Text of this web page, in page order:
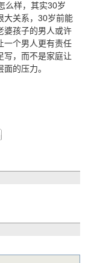
么样，其实30岁
大关系，30岁前能
婆孩子的男人或许
一个男人更有责任
写，而不是家庭让
的压力。